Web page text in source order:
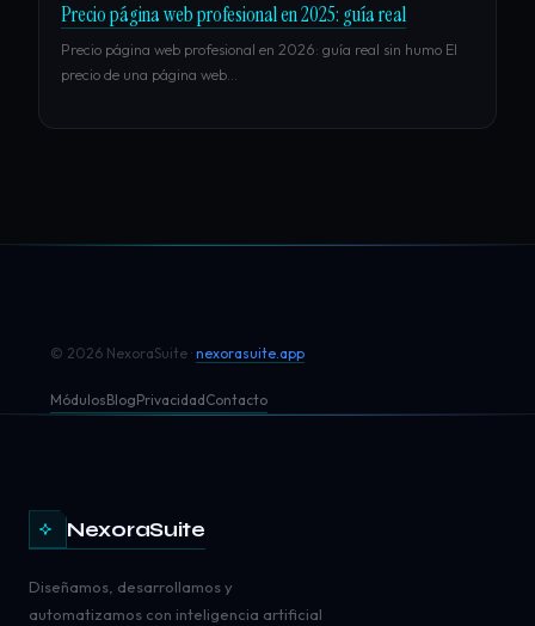
Precio página web profesional en 2025: guía real
Precio página web profesional en 2026: guía real sin humo El
precio de una página web…
© 2026 NexoraSuite · nexorasuite.app
MódulosBlogPrivacidadContacto
NexoraSuite
Diseñamos, desarrollamos y
automatizamos con inteligencia artificial